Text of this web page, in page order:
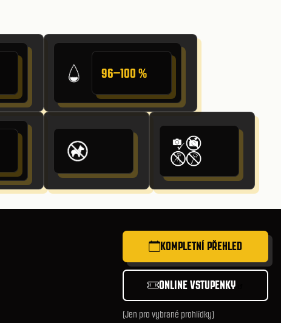
96–100 %
KOMPLETNÍ PŘEHLED
ONLINE VSTUPENKY
(Jen pro vybrané prohlídky)